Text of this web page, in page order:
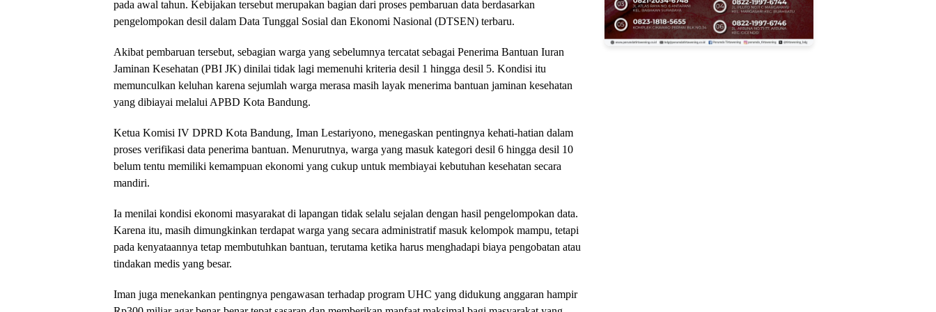
pada awal tahun. Kebijakan tersebut merupakan bagian dari proses pembaruan data berdasarkan
pengelompokan desil dalam Data Tunggal Sosial dan Ekonomi Nasional (DTSEN) terbaru.
Akibat pembaruan tersebut, sebagian warga yang sebelumnya tercatat sebagai Penerima Bantuan Iuran
Jaminan Kesehatan (PBI JK) dinilai tidak lagi memenuhi kriteria desil 1 hingga desil 5. Kondisi itu
memunculkan keluhan karena sejumlah warga merasa masih layak menerima bantuan jaminan kesehatan
yang dibiayai melalui APBD Kota Bandung.
Ketua Komisi IV DPRD Kota Bandung, Iman Lestariyono, menegaskan pentingnya kehati-hatian dalam
proses verifikasi data penerima bantuan. Menurutnya, warga yang masuk kategori desil 6 hingga desil 10
belum tentu memiliki kemampuan ekonomi yang cukup untuk membiayai kebutuhan kesehatan secara
mandiri.
Ia menilai kondisi ekonomi masyarakat di lapangan tidak selalu sejalan dengan hasil pengelompokan data.
Karena itu, masih dimungkinkan terdapat warga yang secara administratif masuk kelompok mampu, tetapi
pada kenyataannya tetap membutuhkan bantuan, terutama ketika harus menghadapi biaya pengobatan atau
tindakan medis yang besar.
Iman juga menekankan pentingnya pengawasan terhadap program UHC yang didukung anggaran hampir